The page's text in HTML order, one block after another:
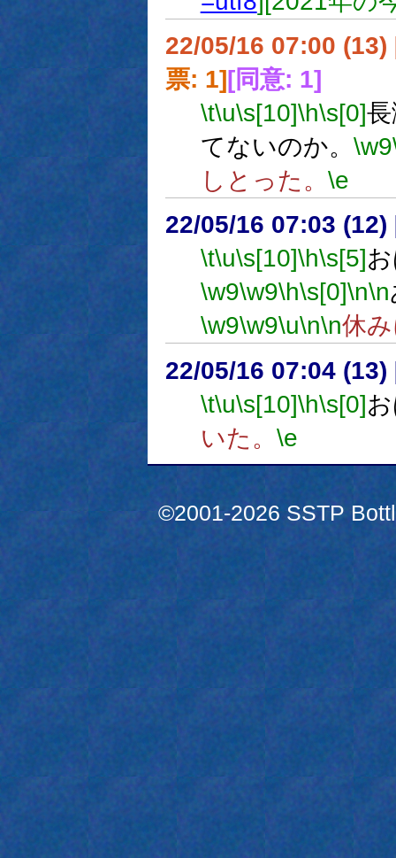
22/05/16 07:00 (13)
票: 1][同意: 1]
\t\u\s[10]\h\s[0]
てないのか。 \w9
しとった。 \e
22/05/16 07:03 (12)
\t\u\s[10]\h\s[5]
\w9\w9\h\s[0]\n\n
\w9\w9\u\n\n休
22/05/16 07:04 (13)
\t\u\s[10]\h\s[0]
いた。 \e
©2001-2026 SSTP